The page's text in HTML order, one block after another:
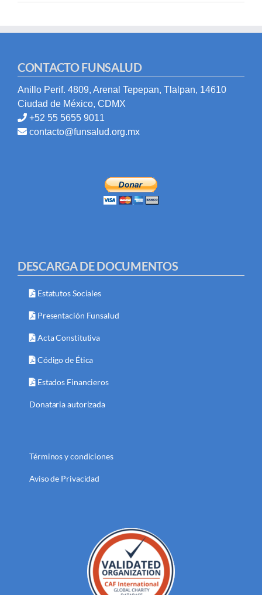
CONTACTO FUNSALUD
Anillo Perif. 4809, Arenal Tepepan, Tlalpan, 14610
Ciudad de México, CDMX
+52 55 5655 9011
contacto@funsalud.org.mx
DESCARGA DE DOCUMENTOS
Estatutos Sociales
Presentación Funsalud
Acta Constitutiva
Código de Ética
Estados Financieros
Donataria autorizada
Términos y condiciones
Aviso de Privacidad